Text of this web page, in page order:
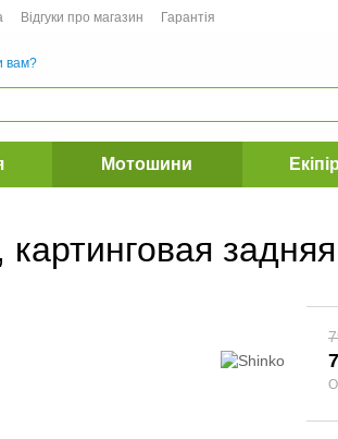
Відгуки про магазин
Гарантія
вам?
Мотошини